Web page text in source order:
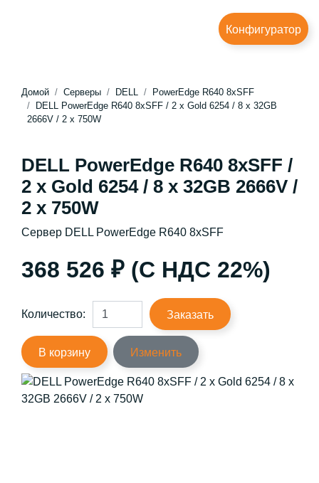
Конфигуратор
Домой Серверы DELL
PowerEdge R640 8xSFF
DELL PowerEdge R640 8xSFF / 2 x Gold 6254 / 8 x 32GB
2666V / 2 x 750W
DELL PowerEdge R640 8xSFF /
2 x Gold 6254 / 8 x 32GB 2666V /
2 x 750W
Сервер DELL PowerEdge R640 8xSFF
368 526 ₽ (С НДС 22%)
Количество: Заказать
В корзину Изменить